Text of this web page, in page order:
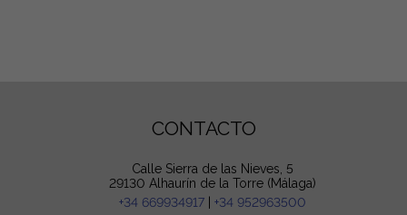
CONTACTO
Calle Sierra de las Nieves, 5
29130 Alhaurín de la Torre (Málaga)
+34 669934917
+34 952963500